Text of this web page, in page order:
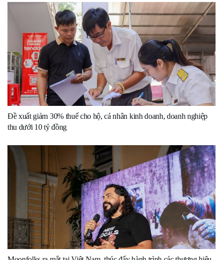
Đề xuất giảm 30% thuế cho hộ, cá nhân kinh doanh, doanh nghiệp
thu dưới 10 tỷ đồng